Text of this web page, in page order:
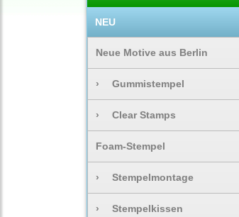
NEU
Neue Motive aus Berlin
› Gummistempel
› Clear Stamps
Foam-Stempel
› Stempelmontage
› Stempelkissen